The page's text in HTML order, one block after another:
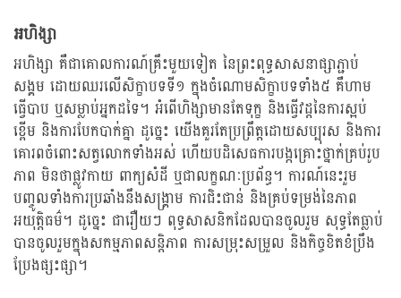
អហិង្សា
អហិង្សា គឺជាគោលការណ៍គ្រឹះមួយទៀត នៃព្រះពុទ្ធសាសនាផ្សាភ្ជាប់
សង្គម ដោយឈរលើសិក្ខាបទទី១ ក្នុងចំណោមសិក្ខាបទទាំង៥ គឺហាម
ធ្វើបាប ឬសម្លាប់អ្នកដទៃ។ អំពើហិង្សាមានតែទុក្ខ និងធ្វើវដ្តនៃការស្អប់
ខ្ពើម និងការបែកបាក់គ្នា ដូច្នេះ យើងគួរតែប្រព្រឹត្តដោយសប្បុរស និងការ
គោរពចំពោះសត្វលោកទាំងអស់ ហើយបដិសេធការបង្កគ្រោះថ្នាក់គ្រប់រូប
ភាព មិនថាផ្លូវកាយ ពាក្យសំដី ឬជាលក្ខណៈប្រព័ន្ធ។ ការណ៍នេះរួម
បញ្ចូលទាំងការប្រឆាំងនឹងសង្គ្រាម ការជិះជាន់ និងគ្រប់ទម្រង់នៃភាព
អយុត្តិធម៌។ ដូច្នេះ ជារឿយៗ ពុទ្ធសាសនិកដែលបានចូលរួម សុទ្ធតែធ្លាប់
បានចូលរួមក្នុងសកម្មភាពសន្តិភាព ការសម្រុះសម្រួល និងកិច្ចខិតខំប្រឹង
ប្រែងផ្សះផ្សា។